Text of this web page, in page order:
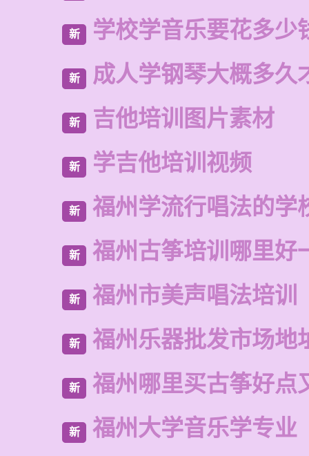
新 学校学音乐要花多少
新 成人学钢琴大概多久
新 吉他培训图片素材
新 学吉他培训视频
新 福州学流行唱法的学
新 福州古筝培训哪里好
新 福州市美声唱法培训
新 福州乐器批发市场地
新 福州哪里买古筝好点
新 福州大学音乐学专业